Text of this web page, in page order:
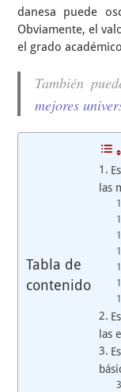
danesa puede
Obviamente, el
el grado
También
mejores
Tabla de
contenido
las
las